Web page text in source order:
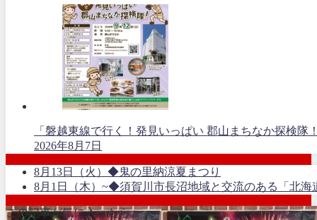
「磐越東線で行く！発見いっぱい 郡山まちなか探検隊
2026年8月7日
8月13日（火）◆鬼の里納涼夏まつり
8月1日（木）~◆須賀川市長沼地域と交流のある「北
この記事が気に入ったら